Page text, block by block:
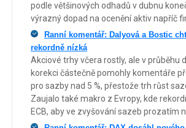
podle většinových odhadů v dubnu
výrazný dopad na ocenění aktiv napříč
Ranní komentář: Dalyová a Bostic
rekordně nízká
Akciové trhy včera rostly, ale v průběhu
korekci částečně pomohly komentáře
pro sazby nad 5 %, přestože trh růst
Zaujalo také makro z Evropy, kde
ECB, aby ve zvyšování sazeb prozatím